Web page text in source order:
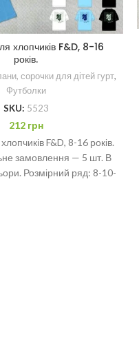
хлопчиків F&D, 8-16
років.
сорочки для дітей гурт,
Футболки
SKU: 5523
212 грн
F&D, 8-16 років.
замовлення — 5 шт. В
Розмірний ряд: 8-10-